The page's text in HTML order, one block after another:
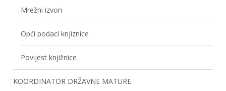
Mrežni izvori
Opći podaci knjiznice
Povijest knjižnice
KOORDINATOR DRŽAVNE MATURE